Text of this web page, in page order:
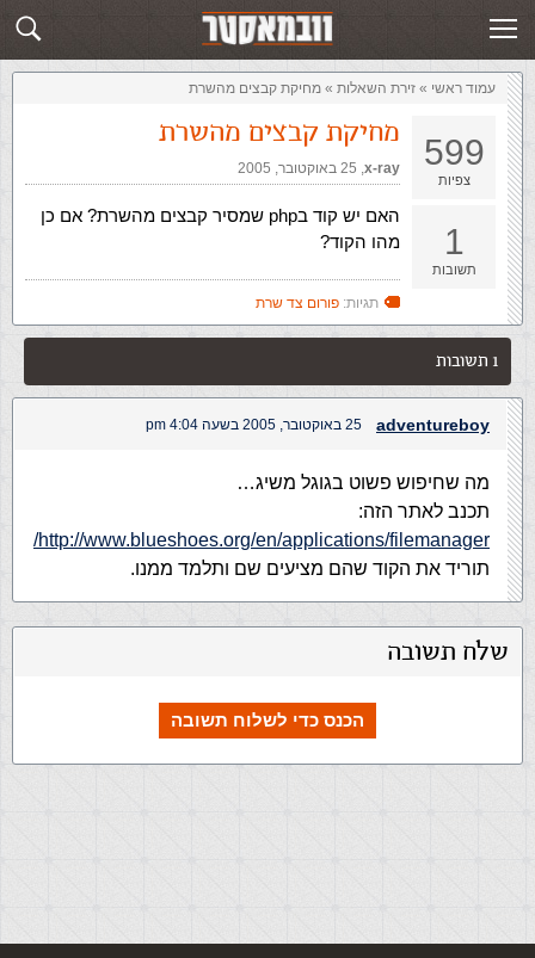
שלח תשובה זירת השאלות
עמוד ראשי » ‏זירת השאלות‏ » מחיקת קבצים מהשרת
599
צפיות
1
תשובות
מחיקת קבצים מהשרת
x-ray
,‏ 25 באוקטובר, 2005
האם יש קוד בphp שמסיר קבצים מהשרת? אם כן
מהו הקוד?
תגיות: פורום צד שרת
1 תשובות
adventureboy 25 באוקטובר, 2005 בשעה 4:04 pm
מה שחיפוש פשוט בגוגל משיג…
תכנב לאתר הזה:
http://www.blueshoes.org/en/applications/filemanager/
תוריד את הקוד שהם מציעים שם ותלמד ממנו.
שלח תשובה
הכנס כדי לשלוח תשובה